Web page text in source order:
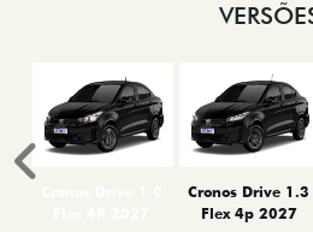
Cronos Drive 1.3
Flex 4p 2027
Anterior